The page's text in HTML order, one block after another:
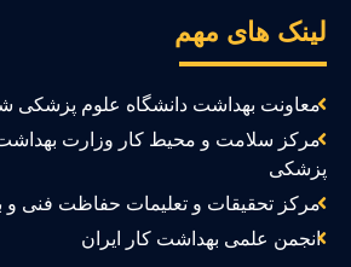
های مهم
معاونت بهداشت دانشگاه علوم پزشکی
مرکز سلامت و محیط کار وزارت بهداشت
مرکز تحقیقات و تعلیمات حفاظت فنی و
انجمن علمی بهداشت کار ایران